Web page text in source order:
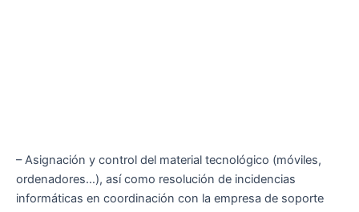
– Asignación y control del material tecnológico (móviles,
ordenadores…), así como resolución de incidencias
informáticas en coordinación con la empresa de soporte